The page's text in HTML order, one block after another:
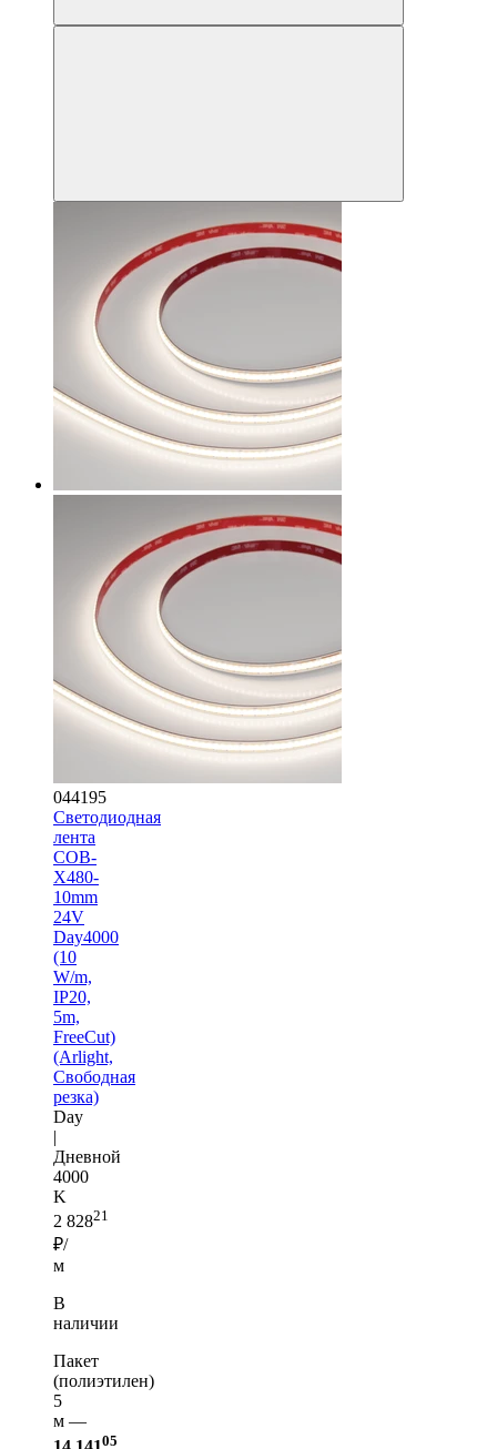
044195
Светодиодная
лента
COB-
X480-
10mm
24V
Day4000
(10
W/m,
IP20,
5m,
FreeCut)
(Arlight,
Свободная
резка)
Day
|
Дневной
4000
K
2 82821
₽/
м
В
наличии
Пакет
(полиэтилен)
5
м —
05